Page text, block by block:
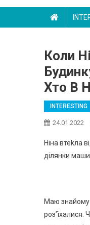
Коли
Хто В
INTERESTING
24.01.2022
Ніна втеkла
ділянки
Маю знайому
роз’їхалися.